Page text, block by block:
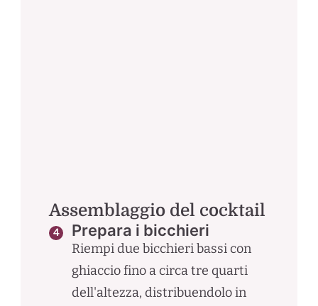
Assemblaggio del cocktail
Prepara i bicchieri
Riempi due bicchieri bassi con
ghiaccio fino a circa tre quarti
dell'altezza, distribuendolo in